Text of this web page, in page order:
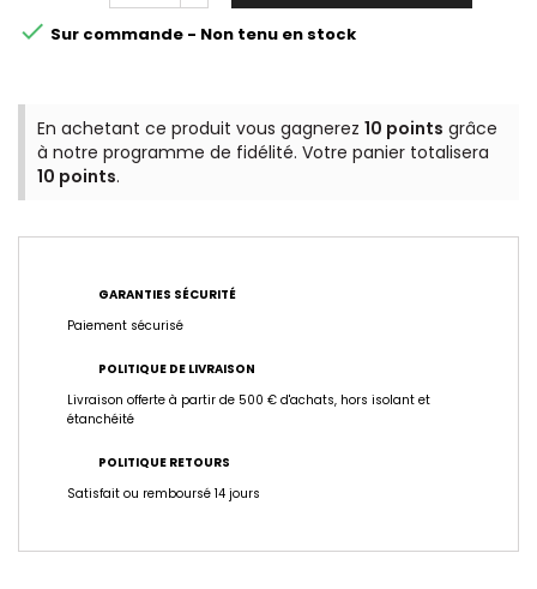
 Sur commande - Non tenu en stock
En achetant ce produit vous gagnerez 10 points grâce
à notre programme de fidélité. Votre panier totalisera
10 points.
GARANTIES SÉCURITÉ
Paiement sécurisé
POLITIQUE DE LIVRAISON
Livraison offerte à partir de 500 € d'achats, hors isolant et
étanchéité
POLITIQUE RETOURS
Satisfait ou remboursé 14 jours